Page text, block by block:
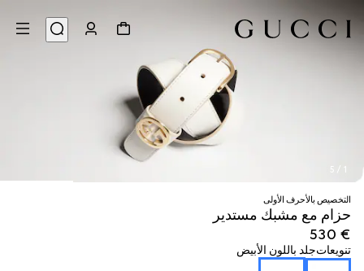
1
/
5
التخصيص بالأحرف الأولى
حزام مع مشبك مستدير
€ 530
تنويعاتجلد باللون الأبيض